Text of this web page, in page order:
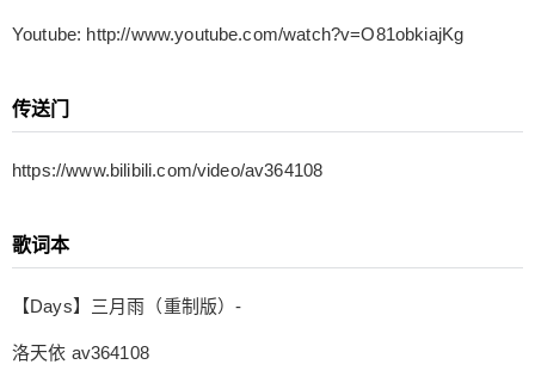
Youtube: http://www.youtube.com/watch?v=O81obkiajKg
传送门
https://www.bilibili.com/video/av364108
歌词本
【Days】三月雨（重制版）-
洛天依 av364108
五蓝 动画：omu vocaloid资源组 制作：孤帆舟影
难回 柳絮飞 暗香阵阵枝头吐新蕾 烟花碎 相思幕幕
别离憔悴 绵绵春雨到 无期 漾起心湖水中影 回首你
我曾经 在梦里 仍纯净似琉璃 又是一年春 花季里 随
曲却已无你 莫叹息 我再舞一曲你意乱情迷 空余忆
思 泪珠碎 只盼入睡 睡梦中此情可追回 哈啊~~~~啊
啊~~~~ 哈啊~~~~ 哈啊~~~~~ 念往昔 我急旋慢转
你抚琴低吟 到如今 重唱此曲却已无你 莫叹息 我再